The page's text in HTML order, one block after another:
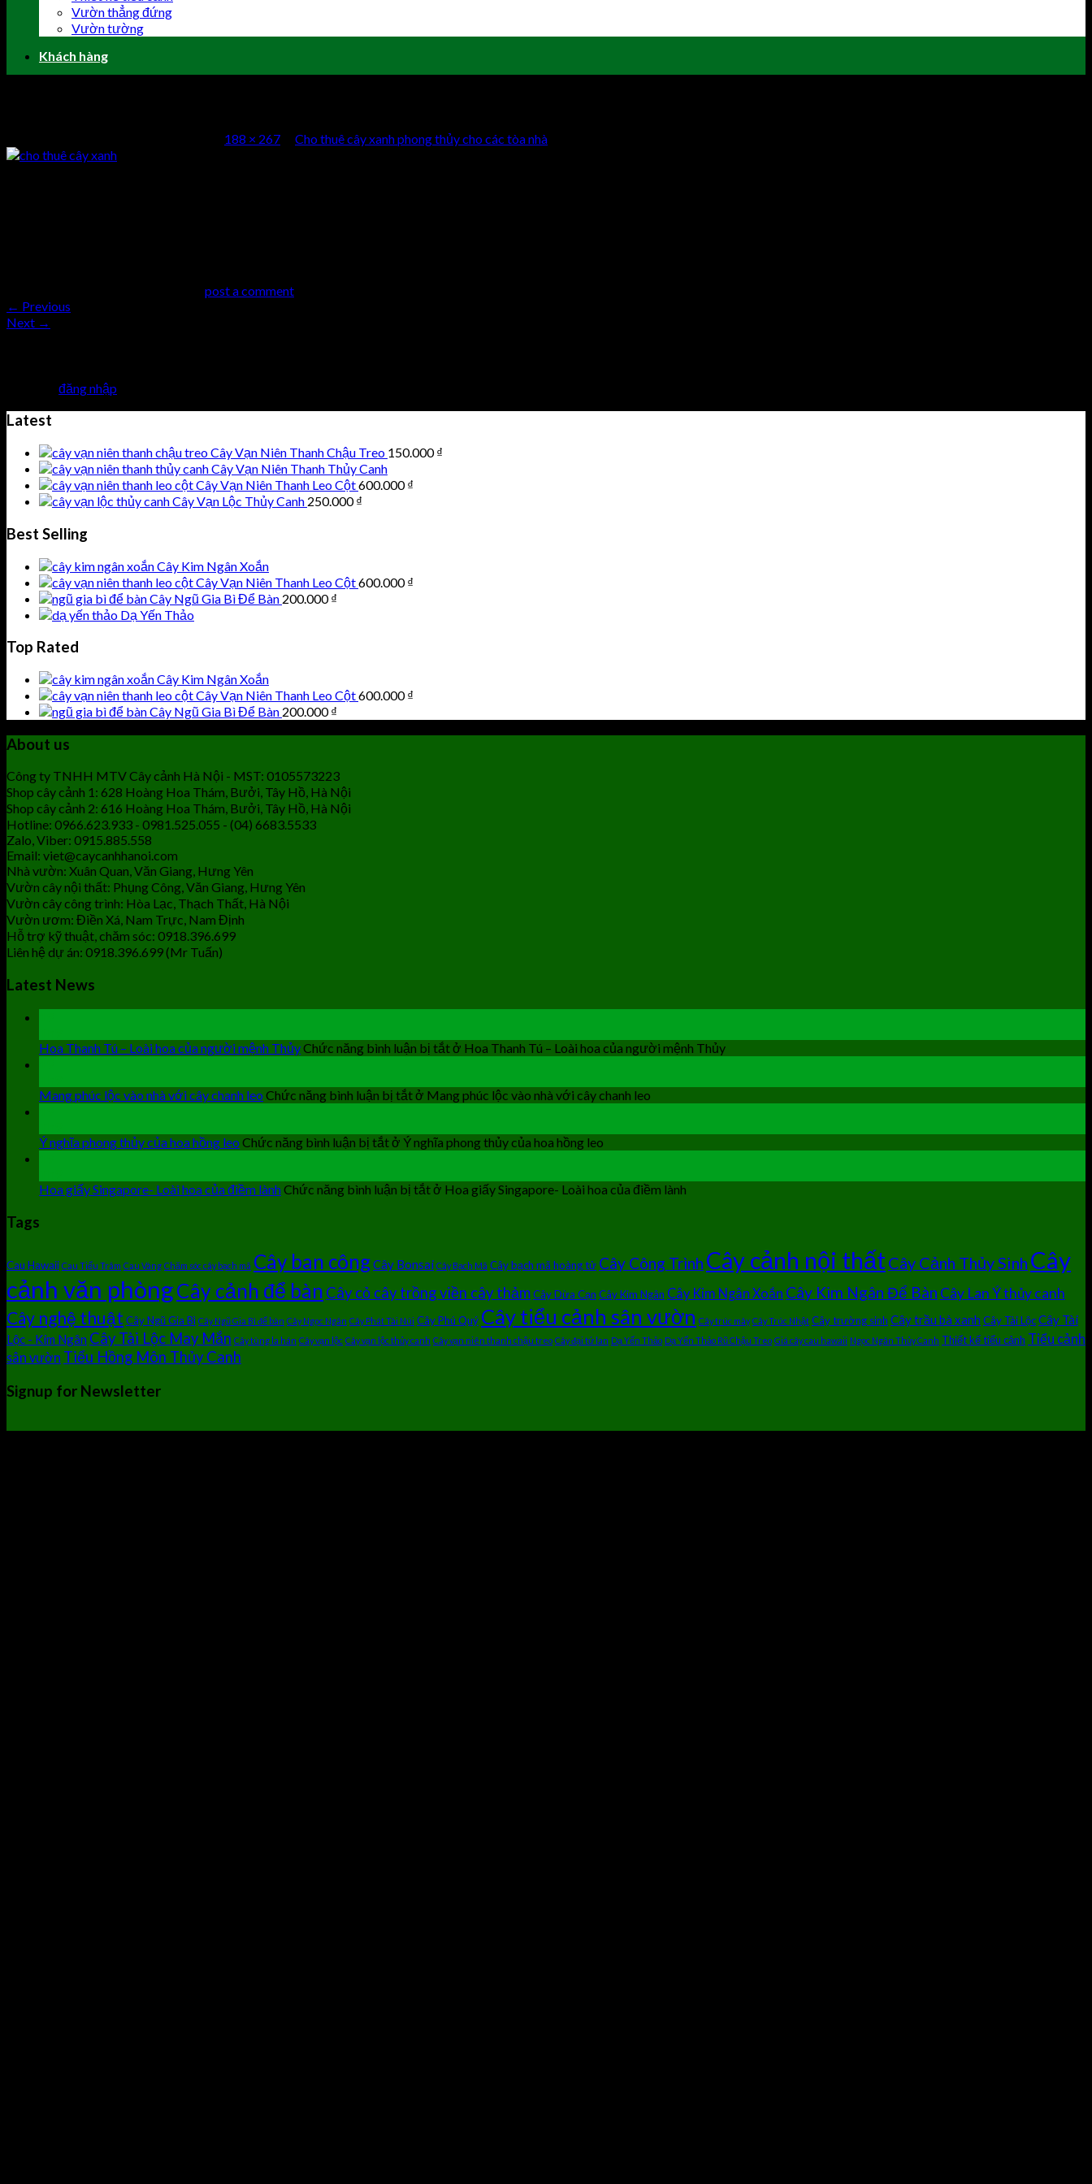
Vườn thẳng đứng
Vườn tường
Khách hàng
188 × 267 Cho thuê cây xanh phong thủy cho các tòa nhà
post a comment
← Previous
Next →
đăng nhập
Latest
Cây Vạn Niên Thanh Chậu Treo 150.000₫
Cây Vạn Niên Thanh Thủy Canh
Cây Vạn Niên Thanh Leo Cột600.000₫
Cây Vạn Lộc Thủy Canh 250.000₫
Best Selling
Cây Kim Ngân Xoắn
Cây Vạn Niên Thanh Leo Cột600.000₫
Cây Ngũ Gia Bì Để Bàn 200.000₫
Dạ Yến Thảo
Top Rated
Cây Kim Ngân Xoắn
Cây Vạn Niên Thanh Leo Cột600.000₫
Cây Ngũ Gia Bì Để Bàn 200.000₫
About us
Công ty TNHH MTV Cây cảnh Hà Nội - MST: 0105573223
Shop cây cảnh 1: 628 Hoàng Hoa Thám, Bưởi, Tây Hồ, Hà Nội
Shop cây cảnh 2: 616 Hoàng Hoa Thám, Bưởi, Tây Hồ, Hà Nội
Hotline: 0966.623.933 - 0981.525.055 - (04) 6683.5533
Zalo, Viber: 0915.885.558
Email: viet@caycanhhanoi.com
Nhà vườn: Xuân Quan, Văn Giang, Hưng Yên
Vườn cây nội thất: Phụng Công, Văn Giang, Hưng Yên
Vườn cây công trình: Hòa Lạc, Thạch Thất, Hà Nội
Vườn ươm: Điền Xá, Nam Trực, Nam Định
Hỗ trợ kỹ thuật, chăm sóc: 0918.396.699
Liên hệ dự án: 0918.396.699 (Mr Tuấn)
Latest News
Hoa Thanh Tú – Loài hoa của người mệnh ThủyChức năng bình luận bị tắtở Hoa Thanh Tú – Loài hoa của người mệnh Thủy
Mang phúc lộc vào nhà với cây chanh leoChức năng bình luận bị tắtở Mang phúc lộc vào nhà với cây chanh leo
Ý nghĩa phong thủy của hoa hồng leoChức năng bình luận bị tắtở Ý nghĩa phong thủy của hoa hồng leo
Hoa giấy Singapore- Loài hoa của điềm lànhChức năng bình luận bị tắtở Hoa giấy Singapore- Loài hoa của điềm lành
Tags
Cau Hawaii Cau Tiểu Trâm Cau Vàng Chăm sóc cây bạch mã Cây ban côngCây Bonsai Cây Bạch Mã Cây bạch mã hoàng tử Cây Công Trình Cây cảnh nội thấtCây Cảnh Thủy Sinh Cây
cảnh văn phòngCây cảnh để bàn Cây cỏ cây trồng viền cây thảmCây Dừa Cạn Cây Kim Ngân Cây Kim Ngân Xoắn Cây Kim Ngân Để Bàn Cây Lan Ý thủy canh
Cây nghệ thuật Cây Ngũ Gia Bì Cây Ngũ Gia Bì để bàn Cây Ngọc Ngân Cây Phát Tài Núi Cây Phú Quý Cây tiểu cảnh sân vườn Cây trúc mây Cây Trúc Nhật Cây trường sinh Cây trầu bà xanh Cây Tài LộcCây Tài
Lộc - Kim Ngân Cây Tài Lộc May Mắn Cây tùng la hán Cây vạn lộc Cây vạn lộc thủy canh Cây vạn niên thanh chậu treo Cây đại tứ lan Dạ Yến Thảo Dạ Yến Thảo Rũ Chậu Treo Giá cây cau hawaii Ngọc Ngân Thủy Canh Thiết kế tiểu cảnh Tiểu cảnh
sân vườn Tiểu Hồng Môn Thủy Canh
Signup for Newsletter